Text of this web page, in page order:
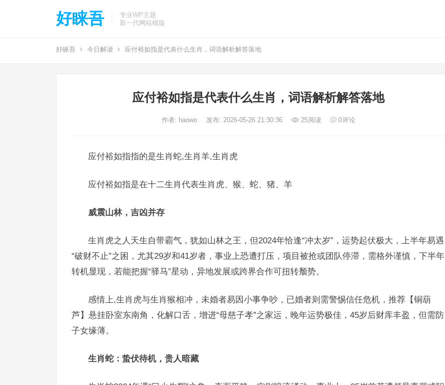
好睐吾
专业WP主题
新一代网站模版
好睐吾 今日解读 应付裕如指是代表什么生肖，词语解析解答落地
应付裕如指是代表什么生肖，词语解析解答落地
作者: haowo 发布: 2026-05-26 21:30:36 25阅读 0评论
应付裕如指指的是生肖蛇,生肖羊,生肖虎
应付裕如指是在十二生肖代表生肖虎、猴、蛇、猪、羊
威震山林，吉凶并存
生肖虎之人天生自带霸气，犹如山林之王，但2024年恰逢“冲太岁”，运势起伏极大，上半年易遇
“破财不止”之困，尤其29岁和41岁者，事业上恐遭打压，项目被抢或团队停滞，需格外谨慎，下半年
转机显现，若能把握“驿马”星动，异地发展或跨界合作可扭转颓势。
感情上,生肖虎与生肖猴相冲，未婚者易因小事争吵，已婚者则需警惕信任危机，推荐【铜葫
芦】悬挂卧室东南角，化解口舌，增进“母慈子孝”之家运，晚年运势极佳，45岁后财库丰盈，但需防
子女缘薄。
生肖蛇：蛰伏待机，贵人暗藏